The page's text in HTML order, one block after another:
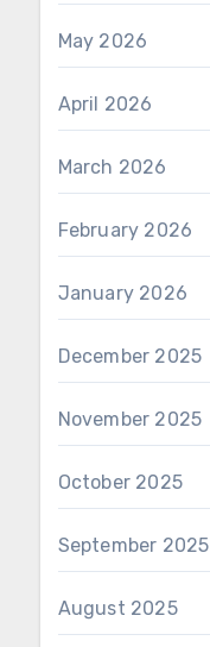
May 2026
April 2026
March 2026
February 2026
January 2026
December 2025
November 2025
October 2025
September 2025
August 2025